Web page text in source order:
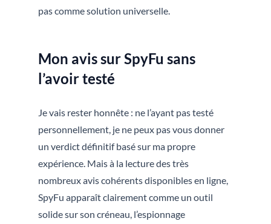
pas comme solution universelle.
Mon avis sur SpyFu sans
l’avoir testé
Je vais rester honnête : ne l’ayant pas testé
personnellement, je ne peux pas vous donner
un verdict définitif basé sur ma propre
expérience. Mais à la lecture des très
nombreux avis cohérents disponibles en ligne,
SpyFu apparaît clairement comme un outil
solide sur son créneau, l’espionnage